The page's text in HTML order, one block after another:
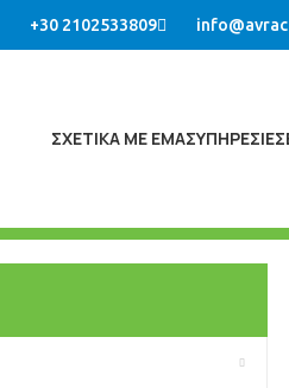
+30 2102533809
ΣΧΕΤΙΚΑ ΜΕ ΕΜΑΣΥΠΗΡΕΣΙΕΣ